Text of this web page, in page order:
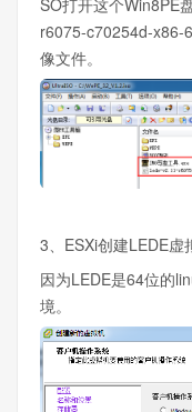
SO打开这个Win8PE
r6075-c70254d-x86-
像文件。
3、ESXi创建LEDE虚
因为LEDE是64位的
境。